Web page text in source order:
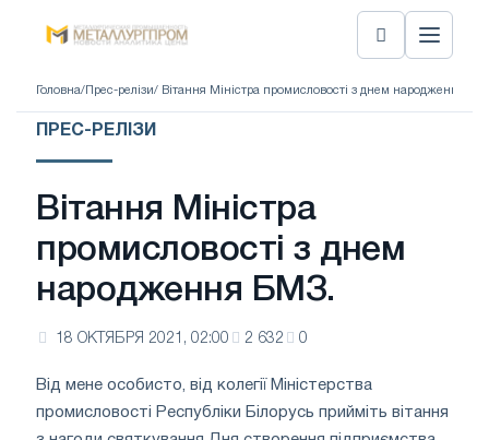
Головна/ Прес-релізи/ Вітання Міністра промисловості з днем ​​народження
ПРЕС-РЕЛІЗИ
Вітання Міністра
промисловості з днем ​​
народження БМЗ.
18 ОКТЯБРЯ 2021, 02:00 2 632 0
Від мене особисто, від колегії Міністерства
промисловості Республіки Білорусь прийміть вітання